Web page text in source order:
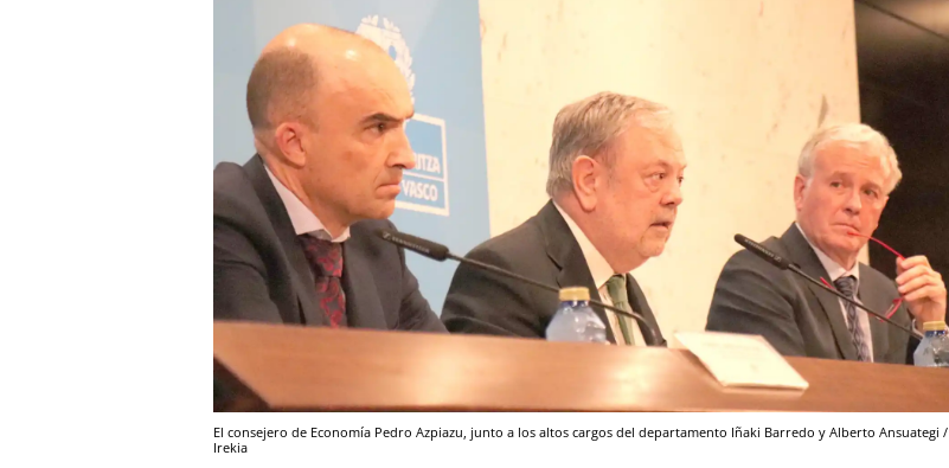
El consejero de Economía Pedro Azpiazu, junto a los altos cargos del departamento Iñaki Barredo y Alberto Ansuategi /
Irekia